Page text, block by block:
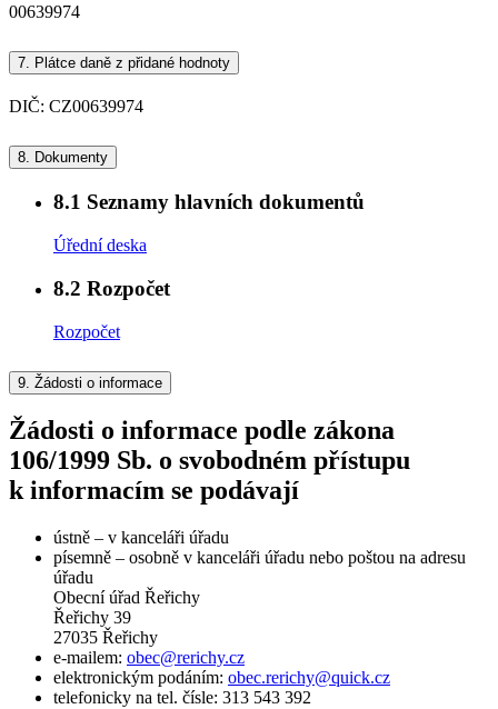
00639974
7. Plátce daně z přidané hodnoty
DIČ: CZ00639974
8. Dokumenty
8.1 Seznamy hlavních dokumentů
Úřední deska
8.2 Rozpočet
Rozpočet
9. Žádosti o informace
Žádosti o informace podle zákona
106/1999 Sb. o svobodném přístupu
k informacím se podávají
ústně – v kanceláři úřadu
písemně – osobně v kanceláři úřadu nebo poštou na adresu
úřadu
Obecní úřad Řeřichy
Řeřichy 39
27035 Řeřichy
e-mailem: obec@rerichy.cz
elektronickým podáním: obec.rerichy@quick.cz
telefonicky na tel. čísle: 313 543 392